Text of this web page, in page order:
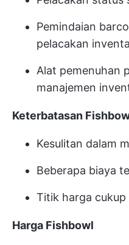
Pemindaian
pelacakan
Alat pemenuhan
manajemen
Keterbatasan
Kesulitan dalam
Beberapa biaya
Titik harga cukup
Harga Fishbowl